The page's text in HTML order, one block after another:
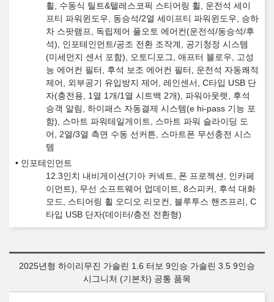
휠, 수동식 틸트&텔레스코픽 스티어링 휠, 운전석 세이
프티 파워윈도우, 동승석/2열 세이프티 파워윈도우, 승하
차 스팟램프, 독립제어 풀오토 에어컨(운전석/동승석/후
석), 인포테인먼트/공조 전환 조작계, 공기청정 시스템
(미세먼지 센서 포함), 오토디포그, 애프터 블로우, 고성
능 에어컨 필터, 후석 보조 에어컨 필터, 운전석 자동쾌적
제어, 외부공기 유입방지 제어, 레인센서, C타입 USB 단
자(충전용, 1열 1개/1열 시트백 2개), 파워아웃렛, 후석
승객 알림, 하이패스 자동결제 시스템(e hi-pass 기능 포
함), 스마트 파워테일게이트, 스마트 파워 슬라이딩 도
어, 2열/3열 측면 수동 선커튼, 스마트폰 무선충전 시스
템
인포테인먼트
12.3인치 내비게이션(기아 커넥트, 폰 프로젝션, 인카페
이먼트), 무선 소프트웨어 업데이트, 8스피커, 후석 대화
모드, 스티어링 휠 오디오 리모컨, 블루투스 핸즈프리, C
타입 USB 단자(데이터/충전 전환형)
2025년형 하이리무진 가솔린 1.6 터보 9인승 가솔린 3.5 9인승
시그니처 (기본차) 공통 품목